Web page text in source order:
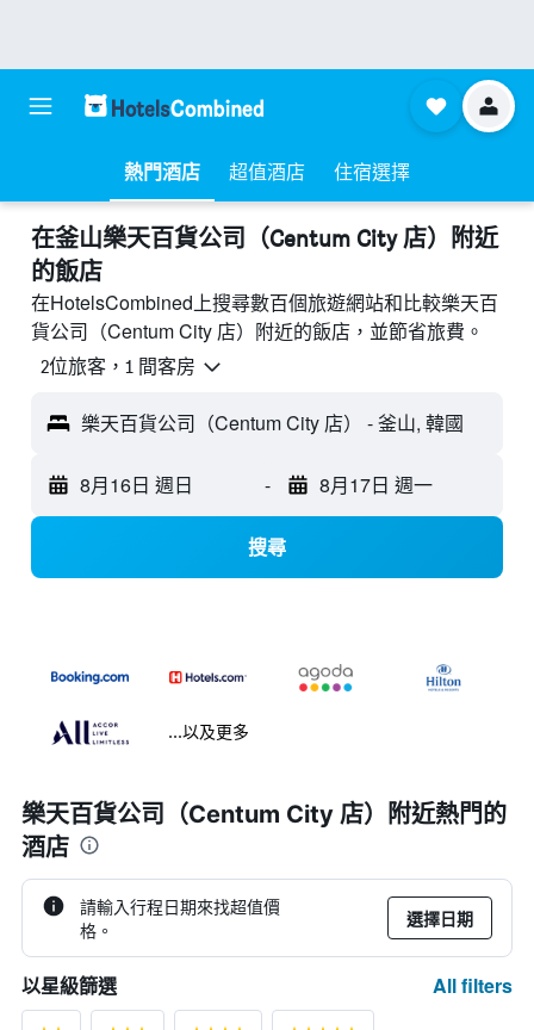
熱門酒店 超值酒店 住宿選擇
​在釜山樂天百貨公司（Centum City 店）附近​
的飯店
在HotelsCombined上搜尋數百個旅遊網站和比較樂天百
貨公司（Centum City 店）附近的飯店，並節省旅費。
2位旅客，1 間客房
樂天百貨公司（Centum City 店） - 釜山, 韓國
8月16日 週日 - 8月17日 週一
搜尋
...以及更多
樂天百貨公司（Centum City 店）附近熱門的
酒店
請輸入行程日期來找超值價
格。
選擇日期
以星級篩選 All filters